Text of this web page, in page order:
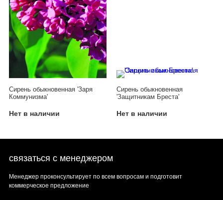
Сирень обыкновенная 'Заря
Коммунизма'
Нет в наличии
Сирень обыкновенная
'Защитникам Бреста'
Нет в наличии
связаться с менеджером
Менеджер проконсультирует по всем вопросам и подготовит
коммерческое предложение